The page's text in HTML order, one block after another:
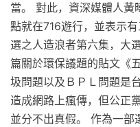
當。 對此，資深媒體人黃
點就在716遊行，並表示
選之人造浪者第六集，大
篇關於環保議題的貼文《
圾問題以及ＢＰＬ問題是
造成網路上瘋傳，但公正
並分不出真假。 作為一